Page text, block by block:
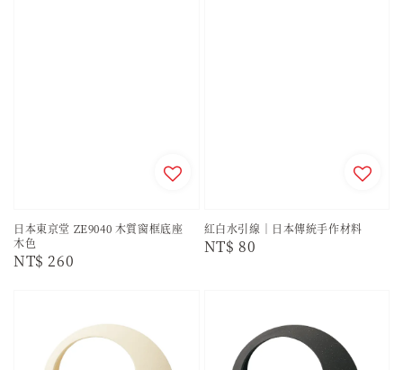
日本東京堂 ZE9040 木質窗框底座
木色
Regular
NT$ 260
紅白水引線｜日本傳統手作材料
Regular
NT$ 80